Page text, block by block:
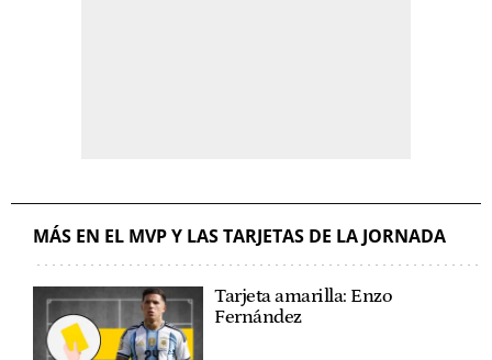
MÁS EN EL MVP Y LAS TARJETAS DE LA JORNADA
Tarjeta amarilla: Enzo
Fernández